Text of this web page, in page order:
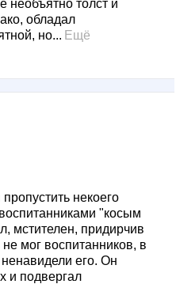
необъятно толст и
обладал
но... Ещё
некоего
"косым
мстителен, придирчив
мог воспитанников, в
его. Он
и подвергал